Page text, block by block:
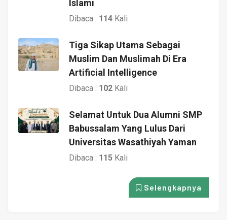
Islami
Dibaca : 114 Kali
Tiga Sikap Utama Sebagai
Muslim Dan Muslimah Di Era
Artificial Intelligence
Dibaca : 102 Kali
Selamat Untuk Dua Alumni SMP
Babussalam Yang Lulus Dari
Universitas Wasathiyah Yaman
Dibaca : 115 Kali
Selengkapnya